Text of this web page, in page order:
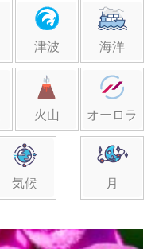
津波 海洋
火山 オーロラ
気候 月